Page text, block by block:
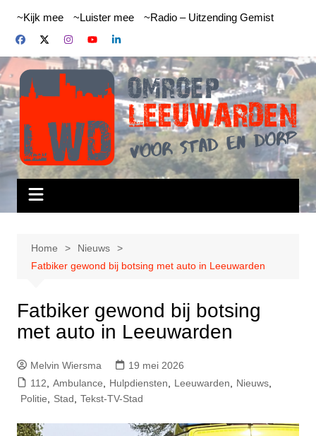
inhoud
~Kijk mee ~Luister mee ~Radio – Uitzending Gemist
Home
Nieuws
Fatbiker gewond bij botsing met auto in Leeuwarden
Fatbiker gewond bij botsing
met auto in Leeuwarden
Melvin Wiersma
19 mei 2026
112
Ambulance Hulpdiensten Leeuwarden Nieuws,
Politie
Stad Tekst-TV-Stad